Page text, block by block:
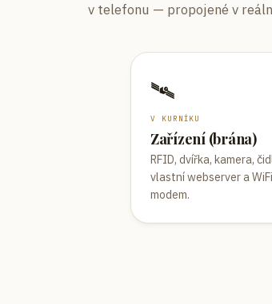
v telefonu — propojené v
🛰️
V KURNÍKU
Zařízení (brána)
RFID, dvířka, kamera,
vlastní webserver a
modem.